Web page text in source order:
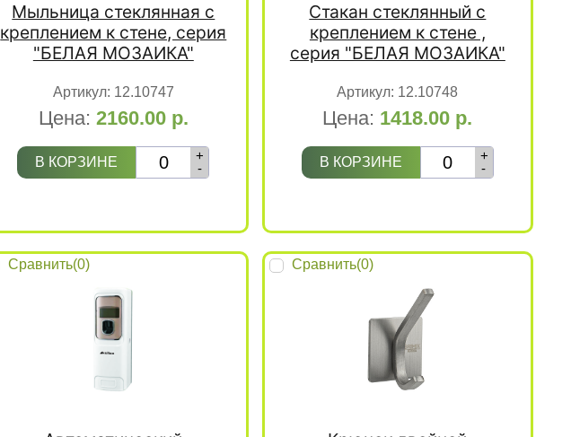
Мыльница стеклянная с
креплением к стене, серия
"БЕЛАЯ МОЗАИКА"
Артикул: 12.10747
Цена: 2160.00 р.
В КОРЗИНЕ -
+
Стакан стеклянный с
креплением к стене ,
серия "БЕЛАЯ МОЗАИКА"
Артикул: 12.10748
Цена: 1418.00 р.
В КОРЗИНЕ -
+
Сравнить(0) Сравнить(0)